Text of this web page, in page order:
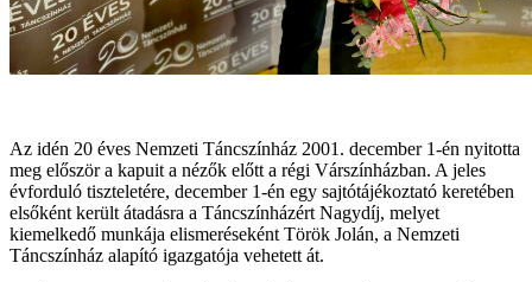
Az idén 20 éves Nemzeti Táncszínház 2001. december 1-én nyitotta
meg először a kapuit a nézők előtt a régi Várszínházban. A jeles
évforduló tiszteletére, december 1-én egy sajtótájékoztató keretében
elsőként került átadásra a Táncszínházért Nagydíj, melyet
kiemelkedő munkája elismeréseként Török Jolán, a Nemzeti
Táncszínház alapító igazgatója vehetett át.